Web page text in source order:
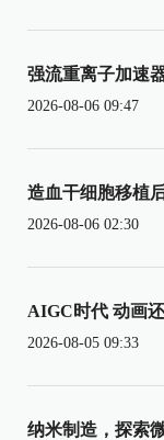
强流重离子加速
2026-08-06 09:47
造血干细胞移植
2026-08-06 02:30
AIGC时代 动画
2026-08-05 09:33
纳米制造，探索